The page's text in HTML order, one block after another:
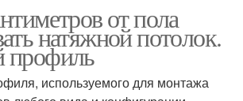
от пола
натяжной потолок.
профиль
используемого для монтажа